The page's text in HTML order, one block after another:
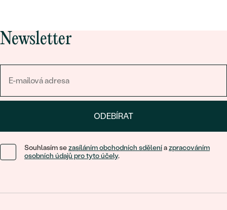
Newsletter
ODEBÍRAT
Souhlasím sezasíláním obchodních sděleníazpracováním
osobních údajů pro tyto účely.